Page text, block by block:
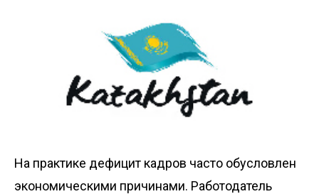
На практике дефицит кадров часто обусловлен
экономическими причинами. Работодатель